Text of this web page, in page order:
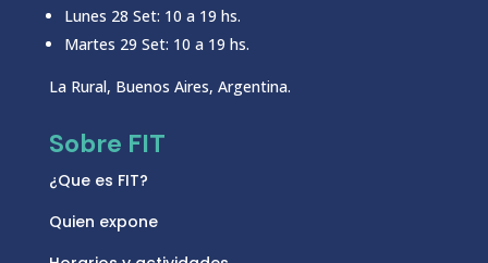
Lunes 28 Set: 10 a 19 hs.
Martes 29 Set: 10 a 19 hs.
La Rural, Buenos Aires, Argentina.
Sobre FIT
¿Que es FIT?
Quien expone